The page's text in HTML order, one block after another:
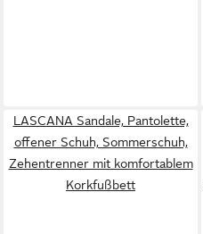
LASCANA Sandale, Pantolette,
offener Schuh, Sommerschuh,
Zehentrenner mit komfortablem
Korkfußbett